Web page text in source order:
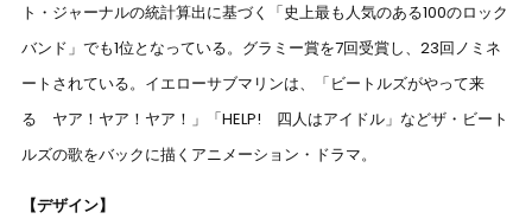
ト・ジャーナルの統計算出に基づく「史上最も人気のある100のロック
バンド」でも1位となっている。グラミー賞を7回受賞し、23回ノミネ
ートされている。イエローサブマリンは、「ビートルズがやって来
る ヤア！ヤア！ヤア！」「HELP! 四人はアイドル」などザ・ビート
ルズの歌をバックに描くアニメーション・ドラマ。
【デザイン】